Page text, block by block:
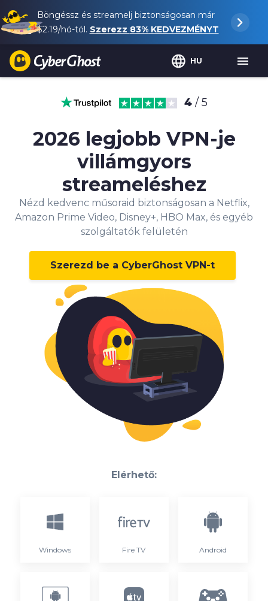
Böngéssz és streamelj biztonságosan már
$2.19/hó-tól. Szerezz 83%KEDVEZMÉNYT
HU
4 / 5
2026 legjobb VPN-je
villámgyors
streameléshez
Nézd kedvenc műsoraid biztonságosan a Netflix,
Amazon Prime Video, Disney+, HBO Max, és egyéb
szolgáltatók felületén
Szerezd be a CyberGhost VPN-t
Elérhető:
Windows Fire TV Android